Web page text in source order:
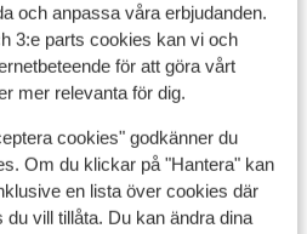
och anpassa våra erbjudanden.
3:e parts cookies kan vi och
för att göra vårt
mer relevanta för dig.
cookies" godkänner du
Om du klickar på "Hantera" kan
en lista över cookies där
vill tillåta. Du kan ändra dina